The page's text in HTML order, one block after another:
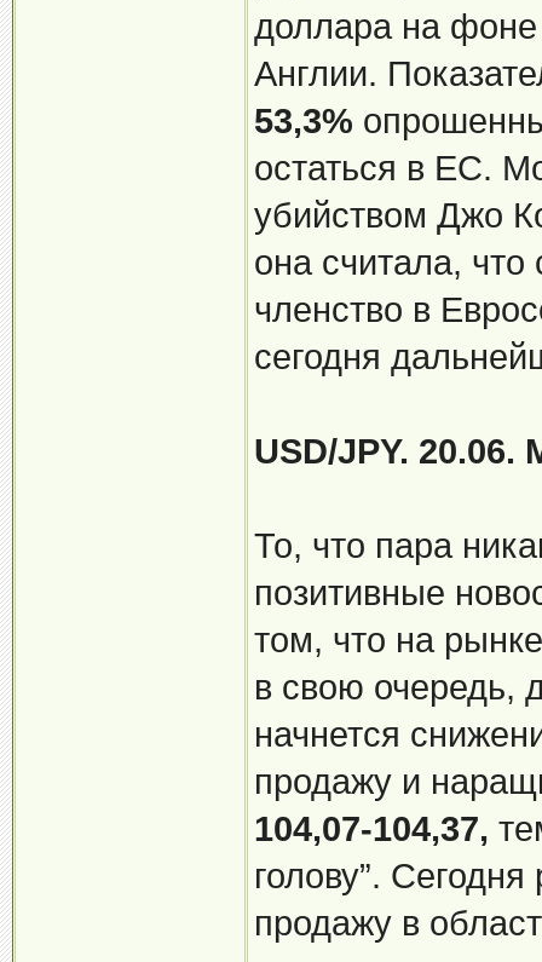
доллара на
Англии.
53,3%
остаться в ЕС.
убийством Джо
она считала,
членство в
сегодня
USD/JPY. 20.06.
То, что пара
позитивные
том, что на
в свою очередь,
начнется
продажу и
104,07-104,37,
голову”.
продажу в